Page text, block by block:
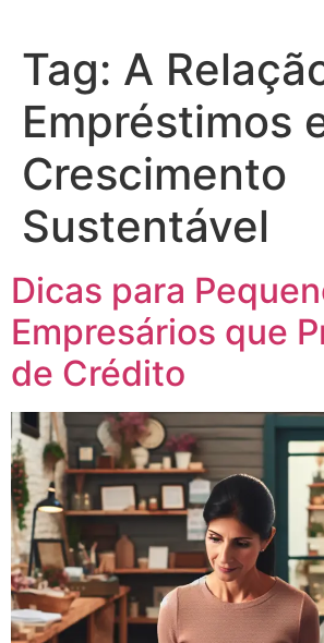
Tag: A
Empréstimos
Crescimento
Sustentável
Dicas para
Empresários que
de Crédito